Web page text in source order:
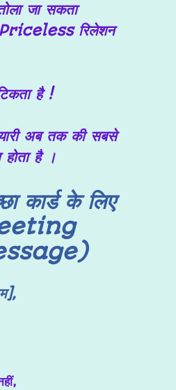
जा सकता
Priceless रिलेशन
है !
यारी अब तक की सबसे
होता है ।
कार्ड के लिए